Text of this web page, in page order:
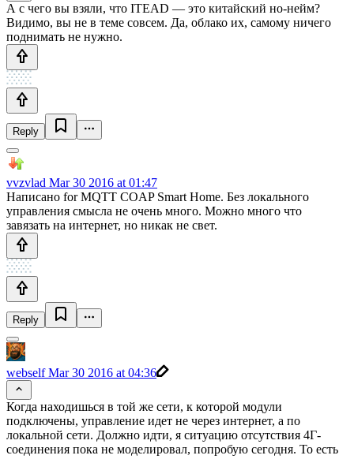
А с чего вы взяли, что ITEAD — это китайский но-нейм?
Видимо, вы не в теме совсем. Да, облако их, самому ничего
поднимать не нужно.
Reply
vvzvlad Mar 30 2016 at 01:47
Написано for MQTT COAP Smart Home. Без локального
управления смысла не очень много. Можно много что
завязать на интернет, но никак не свет.
Reply
webselfMar 30 2016 at 04:36
Когда находишься в той же сети, к которой модули
подключены, управление идет не через интернет, а по
локальной сети. Должно идти, я ситуацию отсутствия 4Г-
соединения пока не моделировал, попробую сегодня. То есть